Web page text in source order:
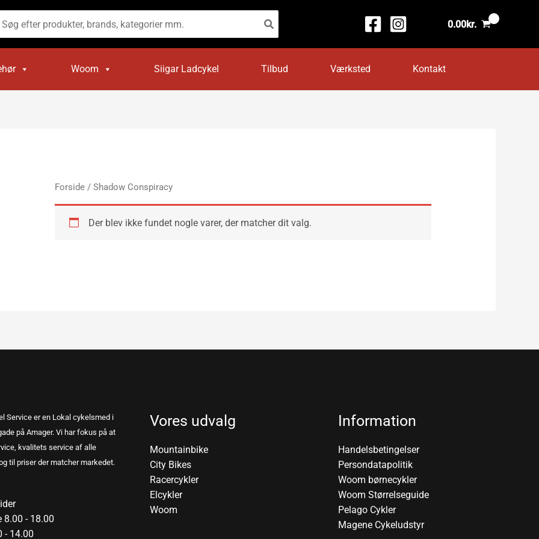
0.00kr.
Woom Siigar Ladcykel Tilbud Værksted Kontakt
Forside/ Shadow Conspiracy
Der blev ikke fundet nogle varer, der matcher dit valg.
Service er en Lokal cykelsmed i
på Amager. Vi har fokus på at
kvalitets service af alle
til priser der matcher markedet.
8.00 - 18.00
- 14.00
Vores udvalg
Mountainbike
City Bikes
Racercykler
Elcykler
Woom
Information
Handelsbetingelser
Persondatapolitik
Woom børnecykler
Woom Størrelseguide
Pelago Cykler
Magene Cykeludstyr